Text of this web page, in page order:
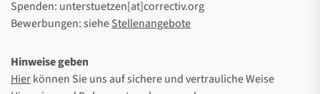
Spenden: unterstuetzen[at]correctiv.org
Bewerbungen: sieheStellenangebote
Hinweise geben
Hierkönnen Sie uns auf sichere und vertrauliche Weise